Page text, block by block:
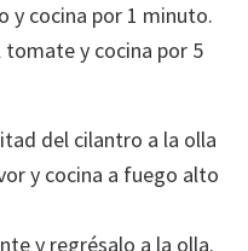
y cocina por 1 minuto.
y cocina por 5
del cilantro a la olla
y cocina a fuego alto
y regrésalo a la olla.